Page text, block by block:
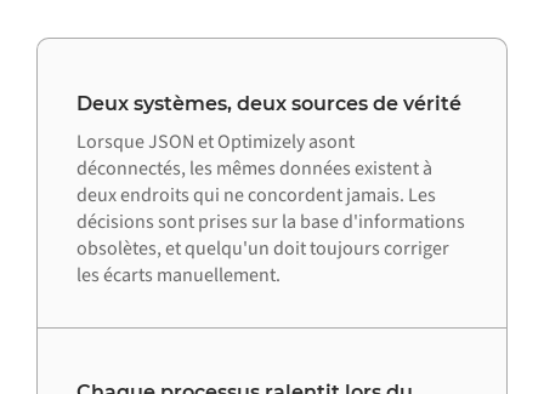
Deux systèmes, deux sources de vérité
Lorsque JSON et Optimizely asont
déconnectés, les mêmes données existent à
deux endroits qui ne concordent jamais. Les
décisions sont prises sur la base d'informations
obsolètes, et quelqu'un doit toujours corriger
les écarts manuellement.